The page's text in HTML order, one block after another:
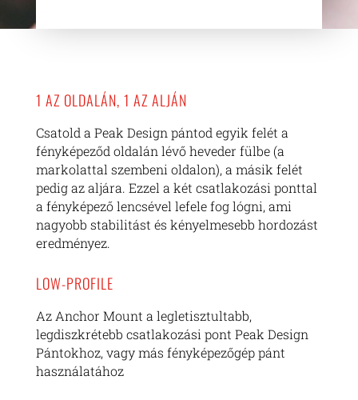
1 AZ OLDALÁN, 1 AZ ALJÁN
Csatold a Peak Design pántod egyik felét a
fényképeződ oldalán lévő heveder fülbe (a
markolattal szembeni oldalon), a másik felét
pedig az aljára. Ezzel a két csatlakozási ponttal
a fényképező lencsével lefele fog lógni, ami
nagyobb stabilitást és kényelmesebb hordozást
eredményez.
LOW-PROFILE
Az Anchor Mount a legletisztultabb,
legdiszkrétebb csatlakozási pont Peak Design
Pántokhoz, vagy más fényképezőgép pánt
használatához